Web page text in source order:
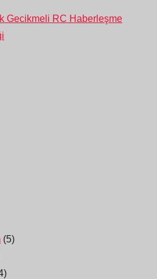
Gecikmeli RC Haberleşme
(5)